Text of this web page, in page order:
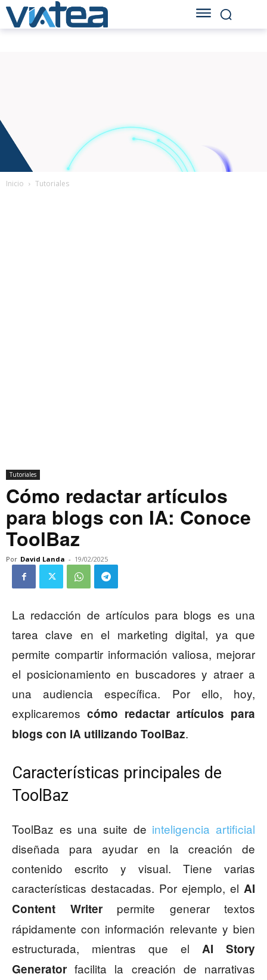
Inicio Tutoriales
Tutoriales
Cómo redactar artículos
para blogs con IA: Conoce
ToolBaz
Por David Landa - 19/02/2025
La redacción de artículos para blogs es una
tarea clave en el marketing digital, ya que
permite compartir información valiosa, mejorar
el posicionamiento en buscadores y atraer a
una audiencia específica. Por ello, hoy,
explicaremos cómo redactar artículos para
blogs con IA utilizando ToolBaz.
Características principales de
ToolBaz
ToolBaz es una suite de inteligencia artificial
diseñada para ayudar en la creación de
contenido escrito y visual. Tiene varias
características destacadas. Por ejemplo, el AI
Content Writerpermite generar textos
rápidamente con información relevante y bien
estructurada, mientras que el AI Story
Generator facilita la creación de narrativas